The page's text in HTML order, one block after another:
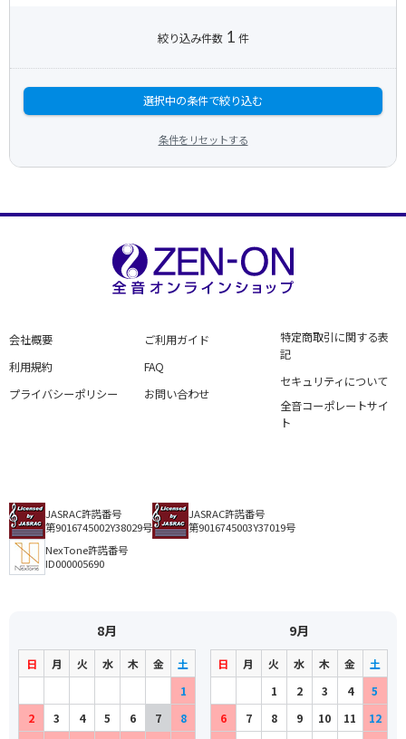
絞り込み件数 1 件
選択中の条件で絞り込む
条件をリセットする
会社概要
利用規約
プライバシーポリシー
ご利用ガイド
FAQ
お問い合わせ
特定商取引に関する表
記
セキュリティについて
全音コーポレートサイ
ト
JASRAC許諾番号
第9016745002Y38029号
JASRAC許諾番号
第9016745003Y37019号
NexTone許諾番号
ID000005690
8月
日 月 火 水 木 金
土
1
2
3 4 5 6 7
8
9月
日 月 火 水 木 金
土
1
2 3 4
5
6
7 8 9 10 11
12